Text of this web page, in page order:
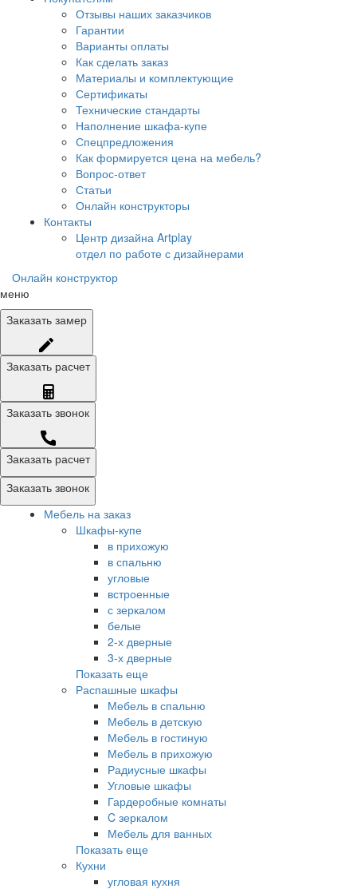
Отзывы наших заказчиков
Гарантии
Варианты оплаты
Как сделать заказ
Материалы и комплектующие
Сертификаты
Технические стандарты
Наполнение шкафа-купе
Спецпредложения
Как формируется цена на мебель?
Вопрос-ответ
Статьи
Онлайн конструкторы
Контакты
Центр дизайна Artplay
отдел по работе с дизайнерами
Онлайн конструктор
меню
Заказать замер
Заказать расчет
Заказать звонок
Заказать расчет
Заказать звонок
Мебель на заказ
Шкафы-купе
в прихожую
в спальню
угловые
встроенные
с зеркалом
белые
2-х дверные
3-х дверные
Показать еще
Распашные шкафы
Мебель в спальню
Мебель в детскую
Мебель в гостиную
Мебель в прихожую
Радиусные шкафы
Угловые шкафы
Гардеробные комнаты
C зеркалом
Мебель для ванных
Показать еще
Кухни
угловая кухня